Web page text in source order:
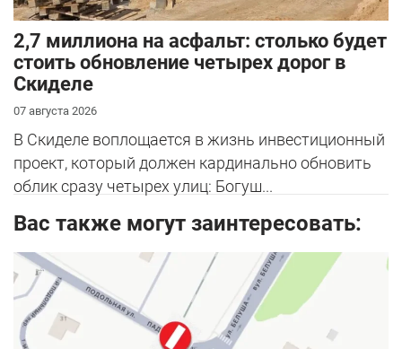
2,7 миллиона на асфальт: столько будет
стоить обновление четырех дорог в
Скиделе
07 августа 2026
В Скиделе воплощается в жизнь инвестиционный
проект, который должен кардинально обновить
облик сразу четырех улиц: Богуш...
Вас также могут заинтересовать: